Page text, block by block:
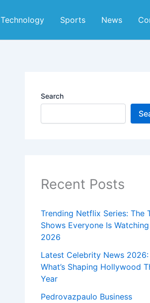
Technology Sports News
Search
Recent Posts
Trending Netflix Series: The
Shows Everyone Is
2026
Latest Celebrity News 2026:
What’s Shaping Hollywood
Year
Pedrovazpaulo Business